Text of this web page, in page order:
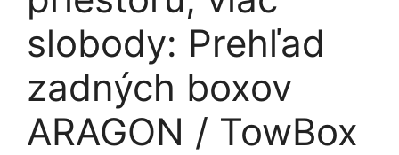
slobody: Prehľad
zadných boxov
ARAGON / TowBox